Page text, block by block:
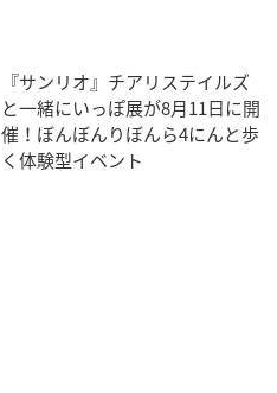
『サンリオ』チアリステイルズ
と一緒にいっぽ展が8月11日に開
催！ぼんぼんりぼんら4にんと歩
く体験型イベント